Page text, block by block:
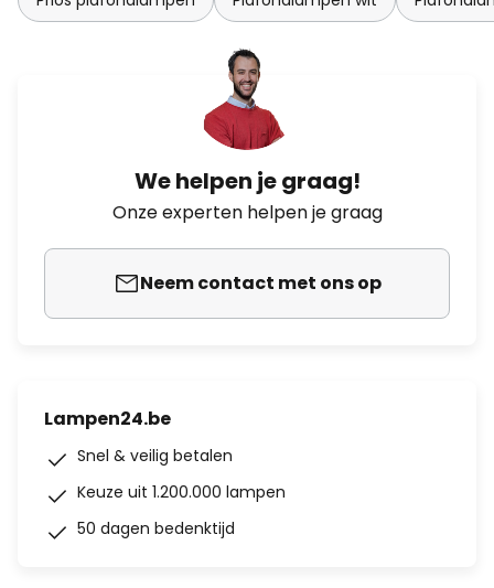
We helpen je graag!
Onze experten helpen je graag
Neem contact met ons op
Lampen24.be
Snel & veilig betalen
Keuze uit 1.200.000 lampen
50 dagen bedenktijd